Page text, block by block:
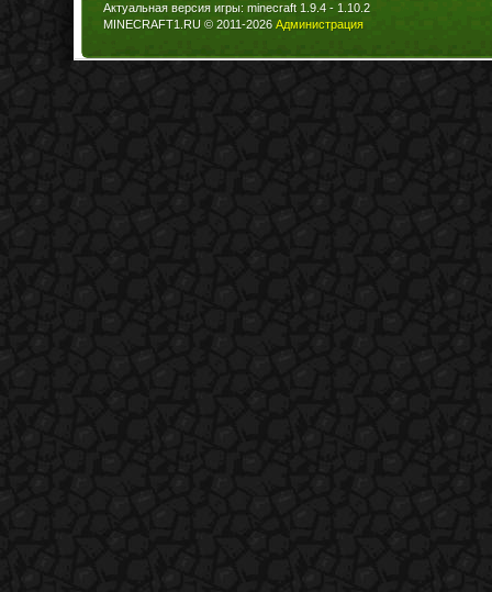
Актуальная версия игры: minecraft 1.9.4 - 1.10.2
MINECRAFT1.RU © 2011-2026 Администрация